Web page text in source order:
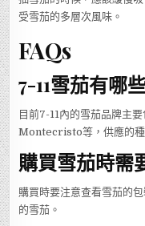
受雪茄的多層次風味。
FAQs
7-11雪茄有哪
目前7-11內的雪茄品牌主
Montecristo等，供應的種
購買雪茄時需
購買時要注意查看雪茄的
的雪茄。